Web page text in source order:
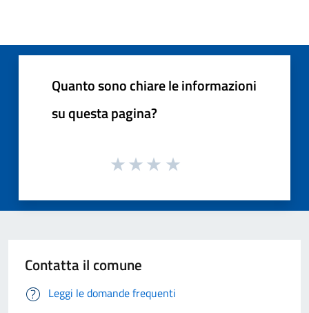
Quanto sono chiare le informazioni
su questa pagina?
Contatta il comune
Leggi le domande frequenti